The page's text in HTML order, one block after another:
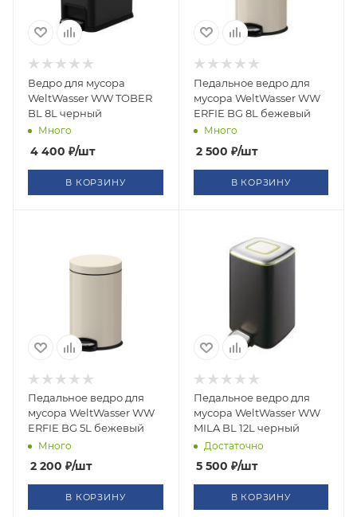
Ведро для мусора
WeltWasser WW TOBER
BL 8L черный
Много
4 400 ₽/шт
В КОРЗИНУ
Педальное ведро для
мусора WeltWasser WW
ERFIE BG 8L бежевый
Много
2 500 ₽/шт
В КОРЗИНУ
Педальное ведро для
мусора WeltWasser WW
ERFIE BG 5L бежевый
Много
2 200 ₽/шт
В КОРЗИНУ
Педальное ведро для
мусора WeltWasser WW
MILA BL 12L черный
Достаточно
5 500 ₽/шт
В КОРЗИНУ